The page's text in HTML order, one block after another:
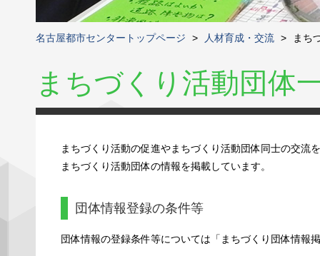
名古屋都市センタートップページ > 人材育成・交流 > まち
まちづくり活動団体
まちづくり活動の促進やまちづくり活動団体同士の交流
まちづくり活動団体の情報を掲載しています。
団体情報登録の条件等
団体情報の登録条件等については「まちづくり団体情報